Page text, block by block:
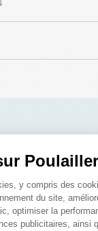
Gestion
y compris des
du site,
optimiser la
publicitaires, ainsi
;)
nous vos